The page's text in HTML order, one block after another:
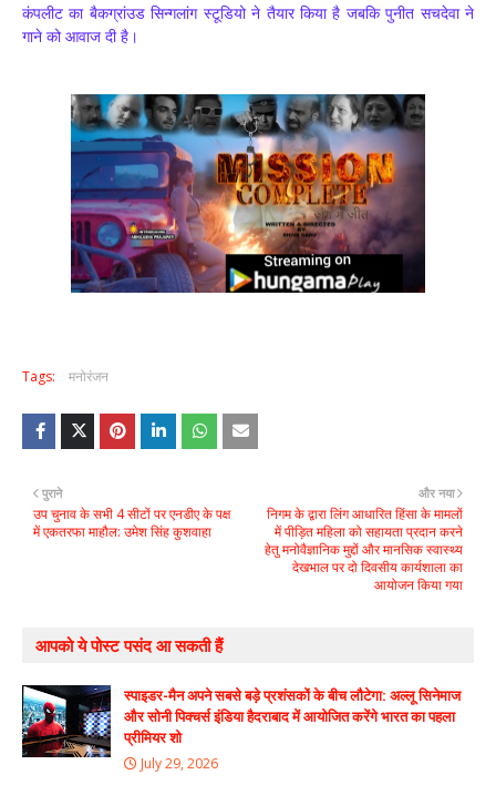
कंपलीट का बैकग्रांउड सिन्गलांग स्टूडियो ने तैयार किया है जबकि पुनीत सचदेवा ने
गाने को आवाज दी है।
Tags: मनोरंजन
और नया
निगम के द्वारा लिंग आधारित हिंसा के मामलों
में पीड़ित महिला को सहायता प्रदान करने
हेतु मनोवैज्ञानिक मुद्दों और मानसिक स्वास्थ्य
देखभाल पर दो दिवसीय कार्यशाला का
आयोजन किया गया
पुराने
उप चुनाव के सभी 4 सीटों पर एनडीए के पक्ष
में एकतरफा माहौल: उमेश सिंह कुशवाहा
आपको ये पोस्ट पसंद आ सकती हैं
स्पाइडर-मैन अपने सबसे बड़े प्रशंसकों के बीच लौटेगा: अल्लू सिनेमाज
और सोनी पिक्चर्स इंडिया हैदराबाद में आयोजित करेंगे भारत का पहला
प्रीमियर शो
July 29, 2026